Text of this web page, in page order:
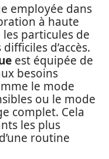
employée dans
à haute
particules de
d’accès.
est équipée de
besoins
le mode
ou le mode
complet. Cela
les plus
routine